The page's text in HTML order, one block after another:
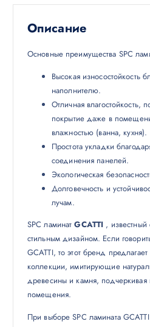
Описание
Основные преимущества SPC
Высокая износостойкость
наполнителю.
Отличная влагостойкость,
покрытие даже в
влажностью (ванна, кухня).
Простота укладки
соединения панелей.
Экологическая
Долговечность и
лучам.
SPC ламинатGCATTI ,
стильным дизайном. Если
GCATTI, то этот бренд
коллекции, имитирующие
древесины и камня, подчеркивая
помещения.
При выборе SPC ламината